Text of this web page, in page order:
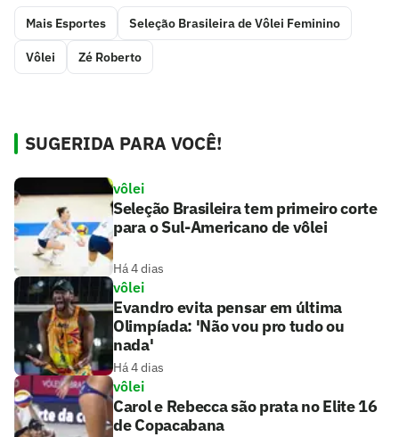
Mais Esportes Seleção Brasileira de Vôlei Feminino
Vôlei Zé Roberto
SUGERIDA PARA VOCÊ!
vôlei
Seleção Brasileira tem primeiro corte
para o Sul-Americano de vôlei
Há 4 dias
vôlei
Evandro evita pensar em última
Olimpíada: 'Não vou pro tudo ou
nada'
Há 4 dias
vôlei
Carol e Rebecca são prata no Elite 16
de Copacabana